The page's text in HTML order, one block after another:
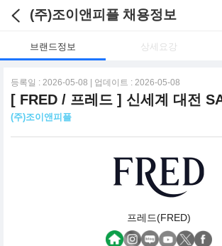
(주)조이앤피플 채용정보
브랜드정보 상세요강
등록일 : 2026-05-08 | 업데이트 : 2026-05-08
[ FRED / 프레드 ] 신세계 대전
(주)조이앤피플
프레드(FRED)